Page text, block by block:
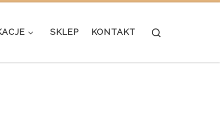
SKLEP KONTAKT